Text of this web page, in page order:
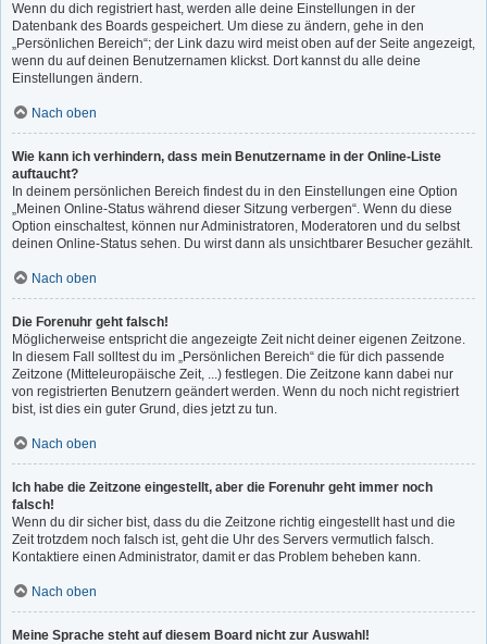
Wenn du dich registriert hast, werden alle deine Einstellungen in der
Datenbank des Boards gespeichert. Um diese zu ändern, gehe in den
„Persönlichen Bereich“; der Link dazu wird meist oben auf der Seite angezeigt,
wenn du auf deinen Benutzernamen klickst. Dort kannst du alle deine
Einstellungen ändern.
Nach oben
Wie kann ich verhindern, dass mein Benutzername in der Online-Liste
auftaucht?
In deinem persönlichen Bereich findest du in den Einstellungen eine Option
„Meinen Online-Status während dieser Sitzung verbergen“. Wenn du diese
Option einschaltest, können nur Administratoren, Moderatoren und du selbst
deinen Online-Status sehen. Du wirst dann als unsichtbarer Besucher gezählt.
Nach oben
Die Forenuhr geht falsch!
Möglicherweise entspricht die angezeigte Zeit nicht deiner eigenen Zeitzone.
In diesem Fall solltest du im „Persönlichen Bereich“ die für dich passende
Zeitzone (Mitteleuropäische Zeit, ...) festlegen. Die Zeitzone kann dabei nur
von registrierten Benutzern geändert werden. Wenn du noch nicht registriert
bist, ist dies ein guter Grund, dies jetzt zu tun.
Nach oben
Ich habe die Zeitzone eingestellt, aber die Forenuhr geht immer noch
falsch!
Wenn du dir sicher bist, dass du die Zeitzone richtig eingestellt hast und die
Zeit trotzdem noch falsch ist, geht die Uhr des Servers vermutlich falsch.
Kontaktiere einen Administrator, damit er das Problem beheben kann.
Nach oben
Meine Sprache steht auf diesem Board nicht zur Auswahl!